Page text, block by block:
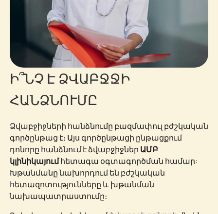
Ի՞ՆՉ Է ՁՎԱԲՋՋԻ
ՀԱՆՁՆՈՒՄԸ
Ձվաբջիջների հանձնումը բազմափուլ բժշկական
գործընթաց է։ Այս գործընթացի ընթացքում
դոնորը հանձնում է ձվաբջիջներ ԱՄԲ
կլինիկայումհետագա օգտագործման համար:
Խթանմանը նախորդում են բժշկական
հետազոտությունները և խթանման
նախապատրաստումը։